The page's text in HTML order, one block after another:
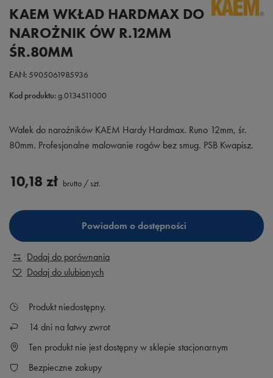
KAEM WKŁAD HARDMAX DO
NAROŻNIK ÓW R.12MM
ŚR.80MM
EAN:5905061985936
Kod produktu:g.0134511000
Wałek do narożników KAEM Hardy Hardmax. Runo 12mm, śr.
80mm. Profesjonalne malowanie rogów bez smug. PSB Kwapisz.
10,18 zł brutto / szt.
Powiadom o dostępności
Dodaj do porównania
Dodaj do ulubionych
Produkt niedostępny
14 dni na łatwy zwrot
Ten produkt nie jest dostępny w sklepie stacjonarnym
Bezpieczne zakupy